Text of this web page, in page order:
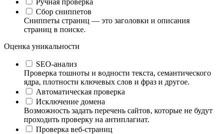
Сбор сниппетов
Сниппеты страниц — это заголовки и описания
страниц в поиске.
Оценка уникальности
SEO-анализ
Проверка тошноты и водности текста, семантического
ядра, плотности ключевых слов и фраз и другое.
Автоматическая проверка
Исключение домена
Возможность задать перечень сайтов, которые не будут
проходить проверку на антиплагиат.
Проверка веб-страниц